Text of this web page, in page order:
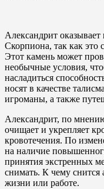
Александрит
Скорпиона, так как это
Этот камень может
необычные условия,
насладиться
носят в качестве
игроманы, а также
Александрит, по
очищает и укрепляет
кровотечения. По
на наличие
принятия экстренных
снимать. К чему
жизни или работе.